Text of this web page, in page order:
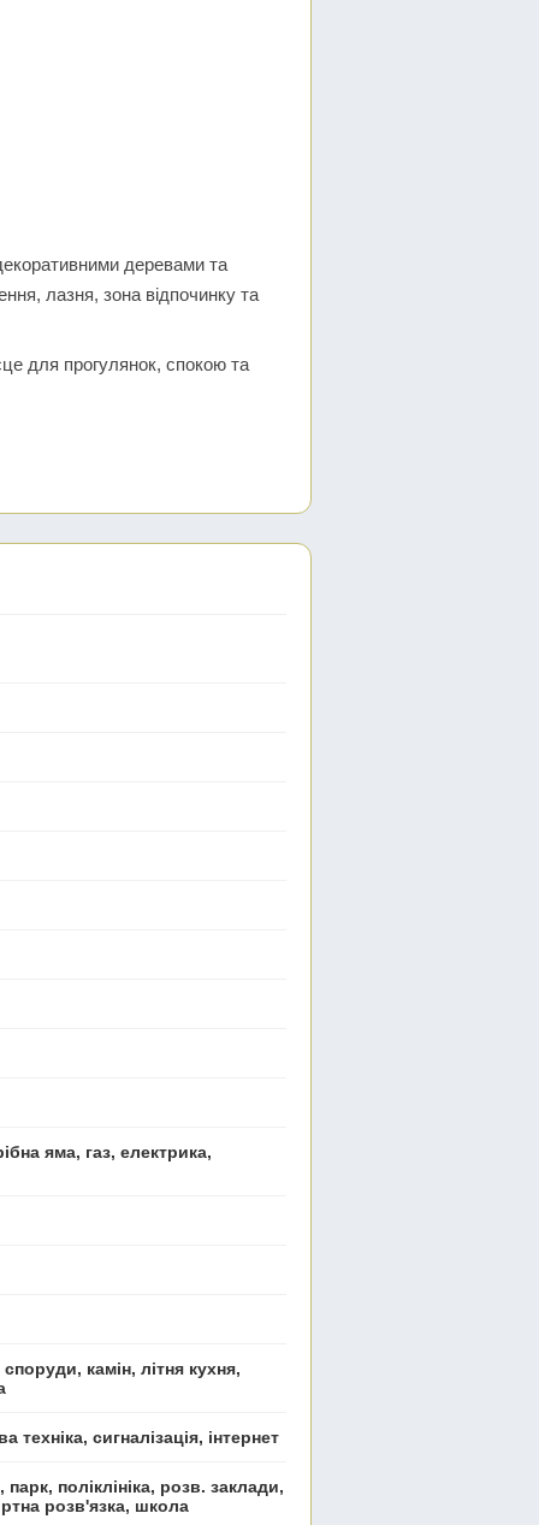
деревами та
лазня, зона відпочинку та
для прогулянок, спокою та
яма, газ, електрика,
камін, літня кухня,
техніка, сигналізація, інтернет
поліклініка, розв. заклади,
розв'язка, школа